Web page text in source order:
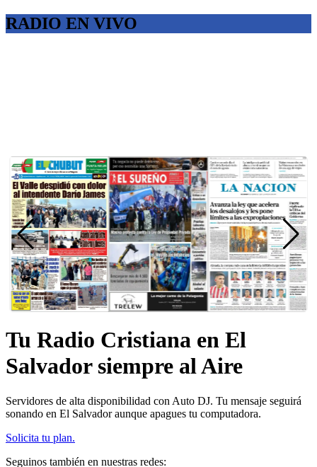
RADIO EN VIVO
Tu Radio Cristiana en El
Salvador siempre al Aire
Servidores de alta disponibilidad con Auto DJ. Tu mensaje seguirá
sonando en El Salvador aunque apagues tu computadora.
Solicita tu plan.
Seguinos también en nuestras redes: